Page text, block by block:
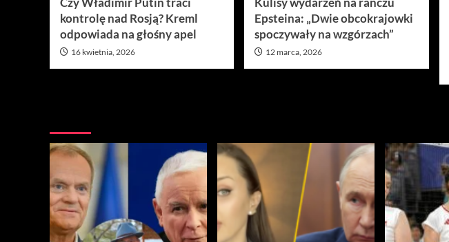
kontrolę nad Rosją? Kreml
odpowiada na głośny apel
16 kwietnia, 2026
Epsteina: „Dwie obcokrajowki
spoczywały na wzgórzach”
12 marca, 2026